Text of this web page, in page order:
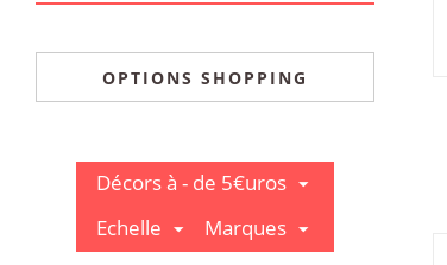
OPTIONS SHOPPING
Décors à - de 5€uros
Echelle
Marques